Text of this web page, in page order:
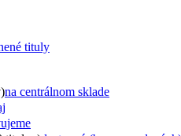
tituly
na centrálnom sklade